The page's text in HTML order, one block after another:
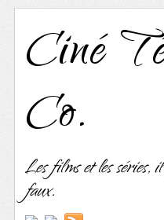
Ciné
Co.
Les films et les séries,
faux.